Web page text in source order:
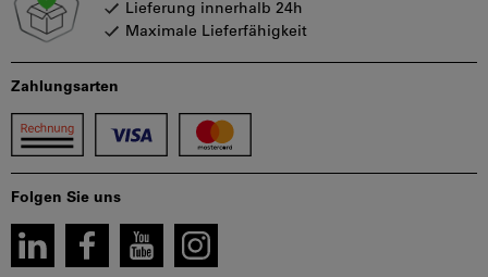
Folgen Sie uns
Zahlungsarten
Lieferung innerhalb 24h
Maximale Lieferfähigkeit